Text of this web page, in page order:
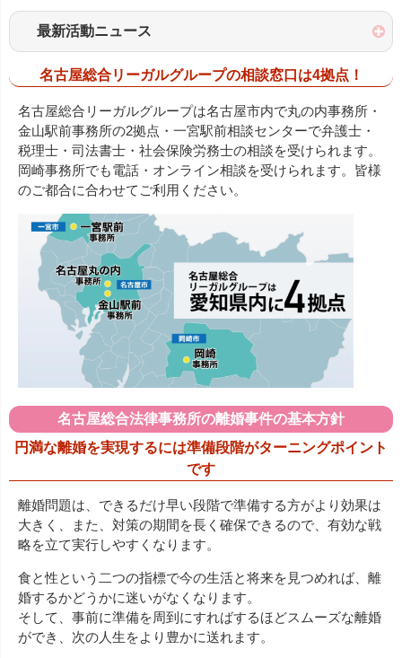
最新活動ニュース
名古屋総合リーガルグループの相談窓口は4拠点！
名古屋総合リーガルグループは名古屋市内で丸の内事務所・
金山駅前事務所の2拠点・一宮駅前相談センターで弁護士・
税理士・司法書士・社会保険労務士の相談を受けられます。
岡崎事務所でも電話・オンライン相談を受けられます。皆様
のご都合に合わせてご利用ください。
名古屋総合法律事務所の離婚事件の基本方針
円満な離婚を実現するには準備段階がターニングポイント
です
離婚問題は、できるだけ早い段階で準備する方がより効果は
大きく、また、対策の期間を長く確保できるので、有効な戦
略を立て実行しやすくなります。
食と性という二つの指標で今の生活と将来を見つめれば、離
婚するかどうかに迷いがなくなります。
そして、事前に準備を周到にすればするほどスムーズな離婚
ができ、次の人生をより豊かに送れます。